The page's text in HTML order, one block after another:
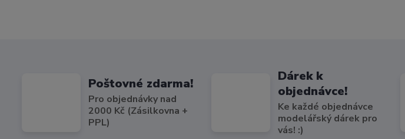
Poštovné zdarma!
Pro objednávky nad
2000 Kč (Zásilkovna +
PPL)
Dárek k
objednávce!
Ke každé objednávce
modelářský dárek pro
vás! :)